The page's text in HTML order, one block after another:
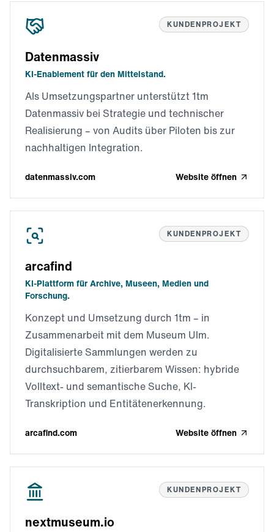
KUNDENPROJEKT
Datenmassiv
KI-Enablement für den Mittelstand.
Als Umsetzungspartner unterstützt 1tm
Datenmassiv bei Strategie und technischer
Realisierung – von Audits über Piloten bis zur
nachhaltigen Integration.
datenmassiv.com Website öffnen
KUNDENPROJEKT
arcafind
KI-Plattform für Archive, Museen, Medien und
Forschung.
Konzept und Umsetzung durch 1tm – in
Zusammenarbeit mit dem Museum Ulm.
Digitalisierte Sammlungen werden zu
durchsuchbarem, zitierbarem Wissen: hybride
Volltext- und semantische Suche, KI-
Transkription und Entitätenerkennung.
arcafind.com Website öffnen
KUNDENPROJEKT
nextmuseum.io